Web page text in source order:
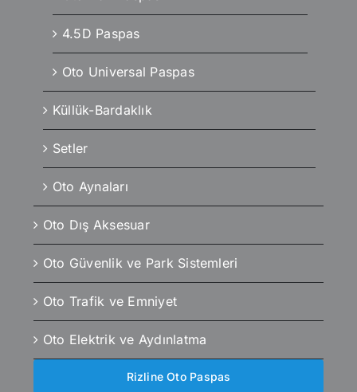
4.5D Paspas
Oto Universal Paspas
Küllük-Bardaklık
Setler
Oto Aynaları
Oto Dış Aksesuar
Oto Güvenlik ve Park Sistemleri
Oto Trafik ve Emniyet
Oto Elektrik ve Aydınlatma
Rizline Oto Paspas